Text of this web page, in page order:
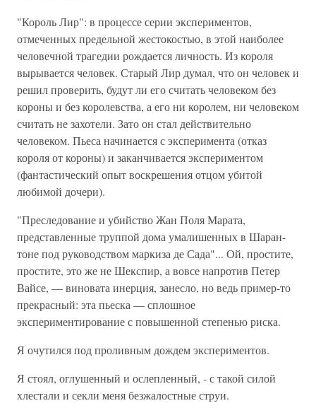
"Король Лир": в процессе серии экспериментов,
отмеченных предельной жестокостью, в этой наиболее
человечной трагедии рождается личность. Из короля
вырывается человек. Старый Лир думал, что он человек и
решил проверить, будут ли его считать человеком без
короны и без королевства, а его ни королем, ни человеком
считать не захотели. Зато он стал действительно
человеком. Пьеса начинается с эксперимента (отказ
короля от короны) и заканчивается экспериментом
(фантастический опыт воскрешения отцом убитой
любимой дочери).
"Преследование и убийство Жан Поля Марата,
представленные труппой дома умалишенных в Шаран-
тоне под руководством маркиза де Сада"... Ой, простите,
простите, это же не Шекспир, а вовсе напротив Петер
Вайсе, — виновата инерция, занесло, но ведь пример-то
прекрасный: эта пьеска — сплошное
экспериментирование с повышенной степенью риска.
Я очутился под проливным дождем экспериментов.
Я стоял, оглушенный и ослепленный, - с такой силой
хлестали и секли меня безжалостные струи.